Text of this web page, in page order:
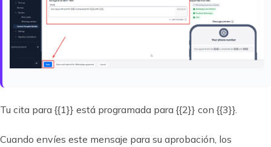
Tu cita para {{1}} está programada para {{2}} con {{3}}.
Cuando envíes este mensaje para su aprobación, los